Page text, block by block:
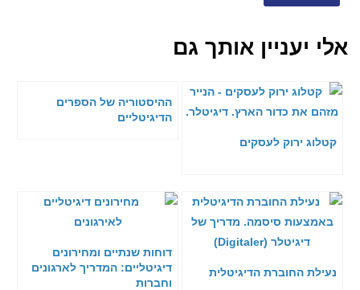
אלי יעניין אותך גם
קטלוג ירוק לעסקים
ההיסטוריה של הספרים
הדיגיטליים
נעילת החוברת הדיגיטלית
דוחות שנתיים ומחירונים
דיגיטליים: המדריך לארגונים
וחברות